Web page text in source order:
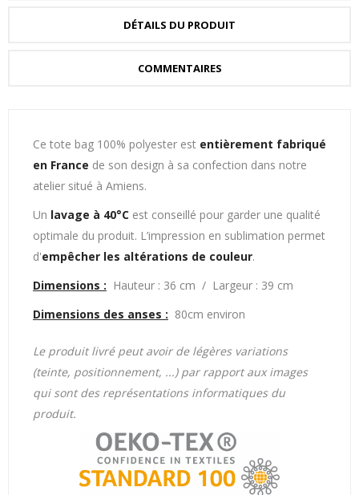
DÉTAILS DU PRODUIT
COMMENTAIRES
Ce tote bag 100% polyester est entièrement fabriqué
en France de son design à sa confection dans notre
atelier situé à Amiens.
Un lavage à 40°C est conseillé pour garder une qualité
optimale du produit. L’impression en sublimation permet
d'empêcher les altérations de couleur.
Dimensions : Hauteur : 36 cm / Largeur : 39 cm
Dimensions des anses : 80cm environ
Le produit livré peut avoir de légères variations
(teinte, positionnement, ...) par rapport aux images
qui sont des représentations informatiques du
produit.